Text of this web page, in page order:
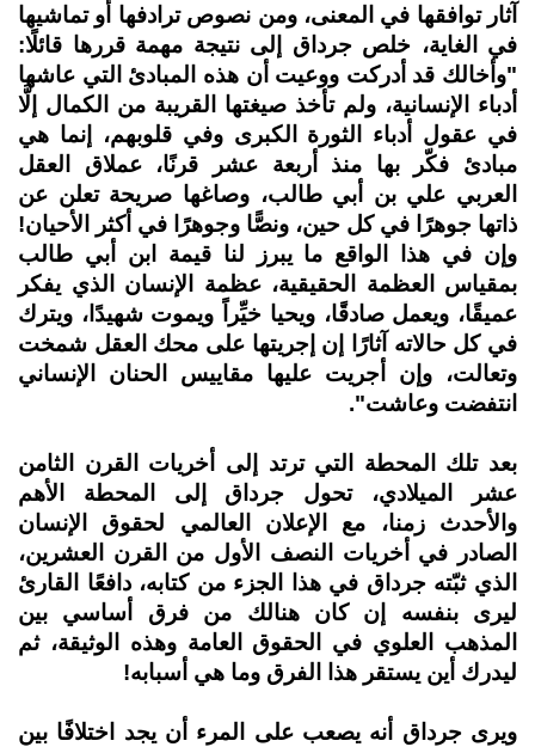
آثار توافقها في المعنى، ومن نصوص ترادفها أو تماشيها
في الغاية، خلص جرداق إلى نتيجة مهمة قررها قائلًا:
"وأخالك قد أدركت ووعيت أن هذه المبادئ التي عاشها
أدباء الإنسانية، ولم تأخذ صيغتها القريبة من الكمال إلَّا
في عقول أدباء الثورة الكبرى وفي قلوبهم، إنما هي
مبادئ فكّر بها منذ أربعة عشر قرنًا، عملاق العقل
العربي علي بن أبي طالب، وصاغها صريحة تعلن عن
ذاتها جوهرًا في كل حين، ونصًّا وجوهرًا في أكثر الأحيان!
وإن في هذا الواقع ما يبرز لنا قيمة ابن أبي طالب
بمقياس العظمة الحقيقية، عظمة الإنسان الذي يفكر
عميقًا، ويعمل صادقًا، ويحيا خيِّراً ويموت شهيدًا، ويترك
في كل حالاته آثارًا إن إجريتها على محك العقل شمخت
وتعالت، وإن أجريت عليها مقاييس الحنان الإنساني
انتفضت وعاشت".
بعد تلك المحطة التي ترتد إلى أخريات القرن الثامن
عشر الميلادي، تحول جرداق إلى المحطة الأهم
والأحدث زمنا، مع الإعلان العالمي لحقوق الإنسان
الصادر في أخريات النصف الأول من القرن العشرين،
الذي ثبّته جرداق في هذا الجزء من كتابه، دافعًا القارئ
ليرى بنفسه إن كان هنالك من فرق أساسي بين
المذهب العلوي في الحقوق العامة وهذه الوثيقة، ثم
ليدرك أين يستقر هذا الفرق وما هي أسبابه!
ويرى جرداق أنه يصعب على المرء أن يجد اختلافًا بين